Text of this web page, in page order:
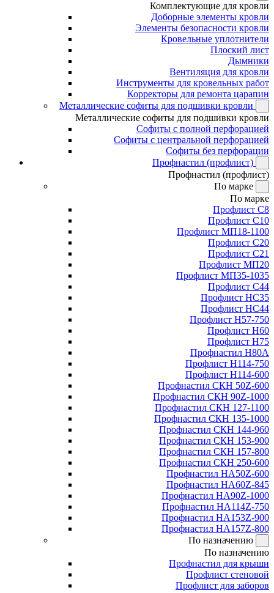
Комплектующие для кровли
Доборные элементы кровли
Элементы безопасности кровли
Кровельные уплотнители
Плоский лист
Дымники
Вентиляция для кровли
Инструменты для кровельных работ
Корректоры для ремонта царапин
Металлические софиты для подшивки кровли
Металлические софиты для подшивки кровли
Софиты с полной перфорацией
Софиты с центральной перфорацией
Софиты без перфорации
Профнастил (профлист)
Профнастил (профлист)
По марке
По марке
Профлист С8
Профлист С10
Профлист МП18-1100
Профлист С20
Профлист С21
Профлист МП20
Профлист МП35-1035
Профлист С44
Профлист НС35
Профлист НС44
Профлист Н57-750
Профлист Н60
Профлист Н75
Профнастил Н80А
Профлист Н114-750
Профлист Н114-600
Профнастил СКН 50Z-600
Профнастил СКН 90Z-1000
Профнастил СКН 127-1100
Профнастил СКН 135-1000
Профнастил СКН 144-960
Профнастил СКН 153-900
Профнастил СКН 157-800
Профнастил СКН 250-600
Профнастил НА50Z-600
Профнастил НА60Z-845
Профнастил НА90Z-1000
Профнастил НА114Z-750
Профнастил НА153Z-900
Профнастил НА157Z-800
По назначению
По назначению
Профнастил для крыши
Профлист стеновой
Профлист для заборов